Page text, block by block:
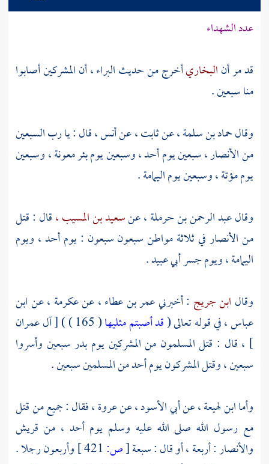
عدد الشهداء
قد مر أنالبخاريأخرج من حديثالبراء ،أن المشركين أصابوا
منا سبعين .
وقالحماد بن سلمة ،عنثابت ،عنأنس ،قال : يا رب السبعين
منالأنصار ،سبعين يومأحد ،وسبعين يومبئر معونة ،وسبعين
يوممؤتة ،وسبعين يوماليمامة.
وقالعبد الرحمن بن حرملة ،عنسعيد بن المسيب ،قال : قتل
منالأنصارفي ثلاثة مواطن سبعون سبعون : يومأحد ، ويوم
اليمامة ،ويوم جسرأبي عبيد.
وقال ابن جريج : أخبرنيعمر بن عطاء ،عنعكرمة ،عنابن
عباس ،في قوله تعالى (قد أصبتم مثليها
( 165 ) ) [ آل عمران
] ، قال : قتل المسلمون من المشركين يوم بدرسبعين وأسروا
سبعين ، وقتل المشركون يومأحدمن المسلمين سبعين .
وأماابن لهيعة ،عنأبي الأسود ،عنعروة ،فقال : جميع من قتل
مع رسول الله صلى الله عليه وسلم يومأحد ، من قريش
والأنصار: أربعة ، أو قال : سبعة[ص:
وأربعون رجلا .